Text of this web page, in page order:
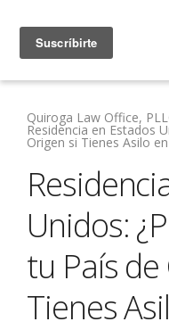
Quiroga Law Office,
Residencia en Estados
Origen si Tienes Asilo
Unidos:
tu País
Tienes